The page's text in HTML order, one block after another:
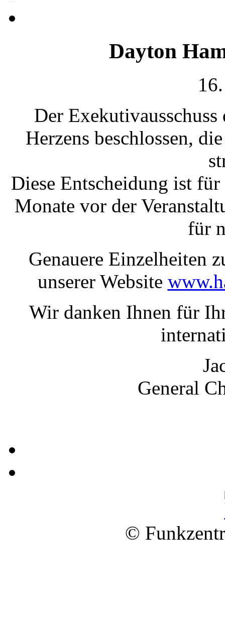
Dayton
Der
Herzens beschlossen,
Diese Entscheidung ist
Monate vor der
für
Genauere Einzelheiten
unserer Website
Wir danken Ihnen für
General
©